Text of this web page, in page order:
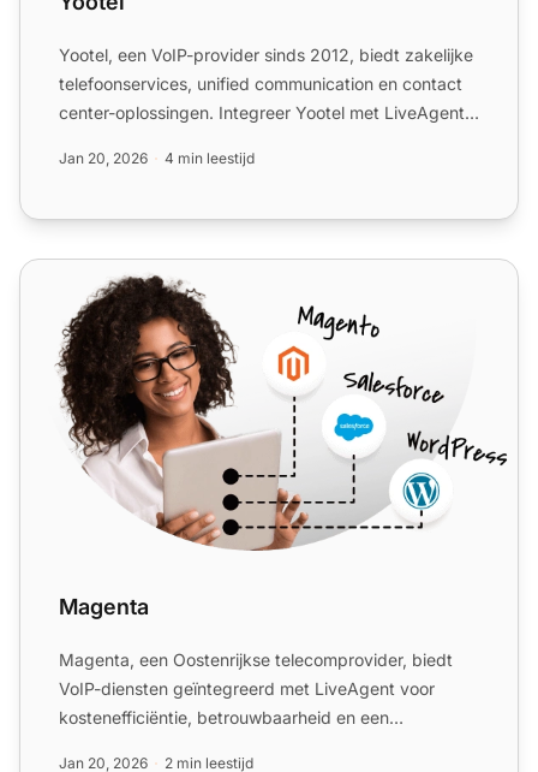
Yootel, een VoIP-provider sinds 2012, biedt zakelijke
telefoonservices, unified communication en contact
center-oplossingen. Integreer Yootel met LiveAgent
Jan 20, 2026 4 min leestijd
Magenta
Magenta
Magenta, een Oostenrijkse telecomprovider, biedt
VoIP-diensten geïntegreerd met LiveAgent voor
kostenefficiëntie, betrouwbaarheid en een
Jan 20, 2026 2 min leestijd